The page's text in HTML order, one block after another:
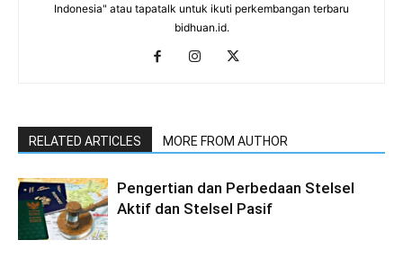
Indonesia" atau tapatalk untuk ikuti perkembangan terbaru
bidhuan.id.
RELATED ARTICLES MORE FROM AUTHOR
Pengertian dan Perbedaan Stelsel
Aktif dan Stelsel Pasif